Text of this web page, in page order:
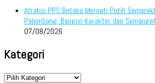
Atraksi PPS Betako Merpati Putih
Palembang, Bangun Karakter dan
07/08/2026
Kategori
Kategori